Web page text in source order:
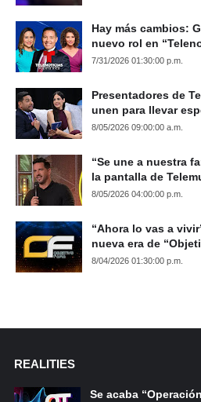
Hay más cambios:
nuevo rol en
7/31/2026 01:30:00 p.m.
Presentadores de
unen para llevar
8/05/2026 09:00:00 a.m.
“Se une a nuestra
la pantalla de
8/05/2026 04:00:00 p.m.
“Ahora lo vas a
nueva era de
8/04/2026 01:30:00 p.m.
REALITIES
Se acaba